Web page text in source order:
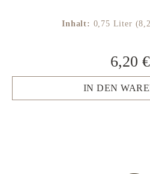
Inhalt: 0,75 Liter
6,20
IN DEN